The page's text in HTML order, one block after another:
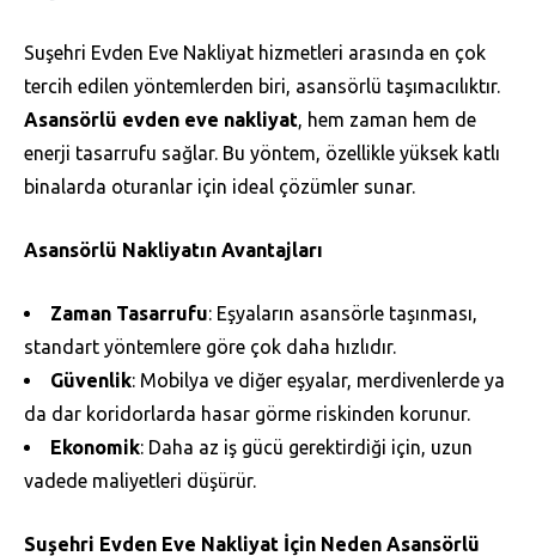
Suşehri Evden Eve Nakliyat hizmetleri arasında en çok
tercih edilen yöntemlerden biri, asansörlü taşımacılıktır.
Asansörlü evden eve nakliyat, hem zaman hem de
enerji tasarrufu sağlar. Bu yöntem, özellikle yüksek katlı
binalarda oturanlar için ideal çözümler sunar.
Asansörlü Nakliyatın Avantajları
Zaman Tasarrufu: Eşyaların asansörle taşınması,
standart yöntemlere göre çok daha hızlıdır.
Güvenlik: Mobilya ve diğer eşyalar, merdivenlerde ya
da dar koridorlarda hasar görme riskinden korunur.
Ekonomik: Daha az iş gücü gerektirdiği için, uzun
vadede maliyetleri düşürür.
Suşehri Evden Eve Nakliyat İçin Neden Asansörlü